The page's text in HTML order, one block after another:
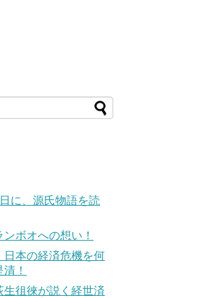
に、源氏物語を読
ボオへの想い！
日本の経済危機を何
！
徂徠が説く経世済